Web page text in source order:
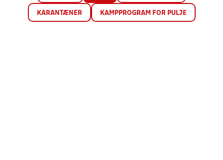
KARANTÆNER KAMPPROGRAM FOR PULJE